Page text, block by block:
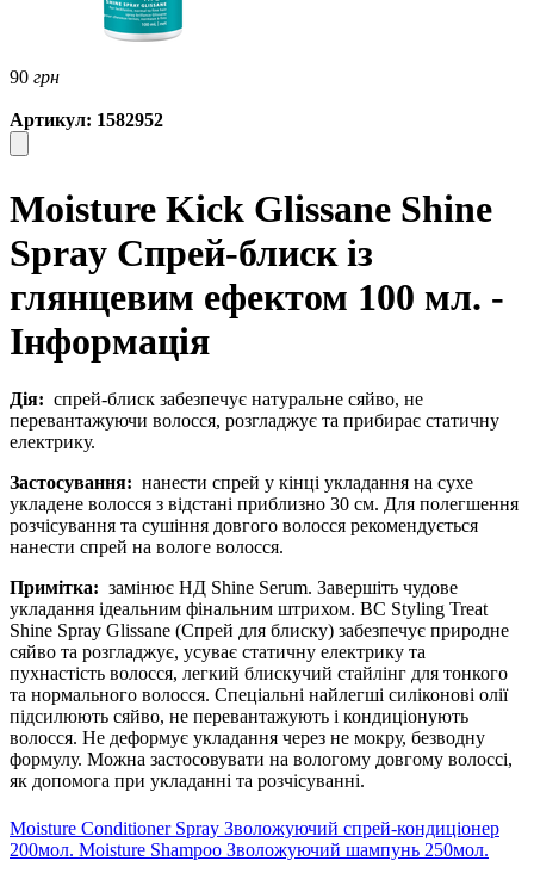
90 грн
Артикул: 1582952
Moisture Kick Glissane Shine
Spray Спрей-блиск із
глянцевим ефектом 100 мл. -
Інформація
Дія: спрей-блиск забезпечує натуральне сяйво, не
перевантажуючи волосся, розгладжує та прибирає статичну
електрику.
Застосування: нанести спрей у кінці укладання на сухе
укладене волосся з відстані приблизно 30 см. Для полегшення
розчісування та сушіння довгого волосся рекомендується
нанести спрей на вологе волосся.
Примітка: замінює НД Shine Serum. Завершіть чудове
укладання ідеальним фінальним штрихом. BC Styling Treat
Shine Spray Glissane (Спрей для блиску) забезпечує природне
сяйво та розгладжує, усуває статичну електрику та
пухнастість волосся, легкий блискучий стайлінг для тонкого
та нормального волосся. Спеціальні найлегші силіконові олії
підсилюють сяйво, не перевантажують і кондиціонують
волосся. Не деформує укладання через не мокру, безводну
формулу. Можна застосовувати на вологому довгому волоссі,
як допомога при укладанні та розчісуванні.
Moisture Conditioner Spray Зволожуючий спрей-кондиціонер
200мол. Moisture Shampoo Зволожуючий шампунь 250мол.